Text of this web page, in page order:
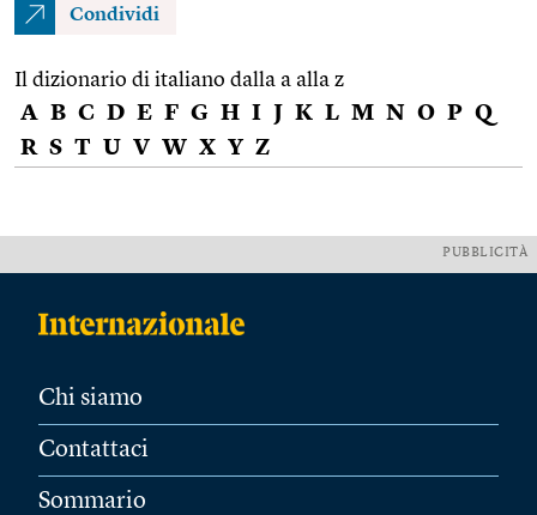
Condividi
Il dizionario di italiano dalla a alla z
A B C D E F G H I J K L M N O P Q
R S T U V W X Y Z
PUBBLICITÀ
Chi siamo
Contattaci
Sommario